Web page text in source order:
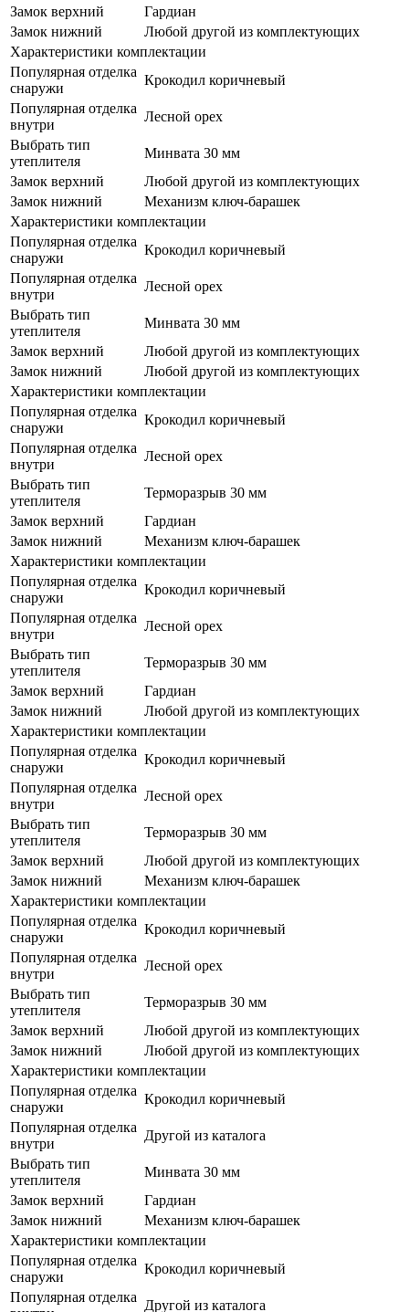
Замок верхний
Гардиан
Замок нижний
Любой другой из комплектующих
Характеристики комплектации
Популярная отделка
снаружи
Крокодил коричневый
Популярная отделка
внутри
Лесной орех
Выбрать тип
утеплителя
Минвата 30 мм
Замок верхний
Любой другой из комплектующих
Замок нижний
Механизм ключ-барашек
Характеристики комплектации
Популярная отделка
снаружи
Крокодил коричневый
Популярная отделка
внутри
Лесной орех
Выбрать тип
утеплителя
Минвата 30 мм
Замок верхний
Любой другой из комплектующих
Замок нижний
Любой другой из комплектующих
Характеристики комплектации
Популярная отделка
снаружи
Крокодил коричневый
Популярная отделка
внутри
Лесной орех
Выбрать тип
утеплителя
Терморазрыв 30 мм
Замок верхний
Гардиан
Замок нижний
Механизм ключ-барашек
Характеристики комплектации
Популярная отделка
снаружи
Крокодил коричневый
Популярная отделка
внутри
Лесной орех
Выбрать тип
утеплителя
Терморазрыв 30 мм
Замок верхний
Гардиан
Замок нижний
Любой другой из комплектующих
Характеристики комплектации
Популярная отделка
снаружи
Крокодил коричневый
Популярная отделка
внутри
Лесной орех
Выбрать тип
утеплителя
Терморазрыв 30 мм
Замок верхний
Любой другой из комплектующих
Замок нижний
Механизм ключ-барашек
Характеристики комплектации
Популярная отделка
снаружи
Крокодил коричневый
Популярная отделка
внутри
Лесной орех
Выбрать тип
утеплителя
Терморазрыв 30 мм
Замок верхний
Любой другой из комплектующих
Замок нижний
Любой другой из комплектующих
Характеристики комплектации
Популярная отделка
снаружи
Крокодил коричневый
Популярная отделка
внутри
Другой из каталога
Выбрать тип
утеплителя
Минвата 30 мм
Замок верхний
Гардиан
Замок нижний
Механизм ключ-барашек
Характеристики комплектации
Популярная отделка
снаружи
Крокодил коричневый
Популярная отделка
Другой из каталога